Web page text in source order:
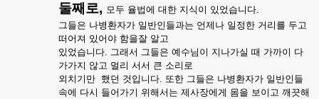
둘째로, 모두 율법에 대한 지식이 있었습니다.
그들은 나병환자가 일반인들과는 언제나 일정한 거리를 두고
떠어져 있어야 함을잘 알고
있었습니다. 그래서 그들은 예수님이 지나가실 때 가까이 다
가가지 않고 멀리 서서 큰 소리로
외치기만 했던 것입니다. 또한 그들은 나병환자가 일반인들
속에 다시 들어가기 위해서는 제사장에게 몸을 보이고 깨끗해